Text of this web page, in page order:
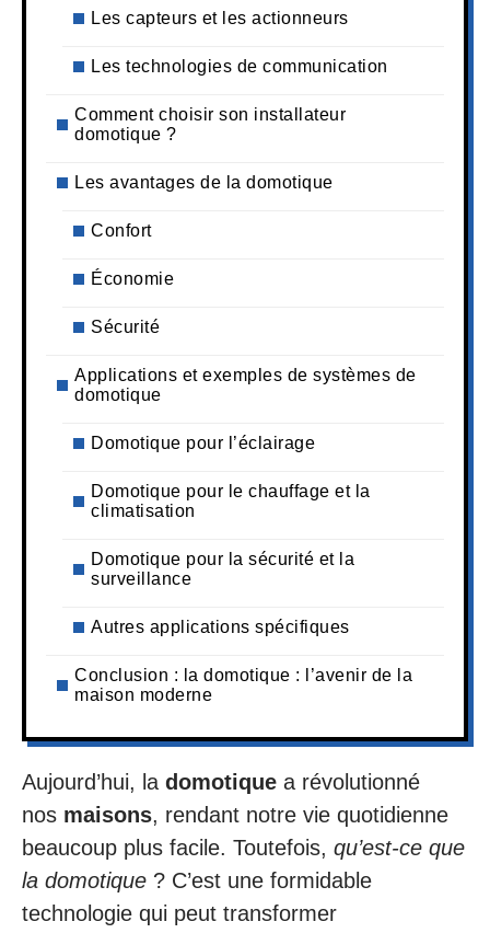
Les capteurs et les actionneurs
Les technologies de communication
Comment choisir son installateur
domotique ?
Les avantages de la domotique
Confort
Économie
Sécurité
Applications et exemples de systèmes de
domotique
Domotique pour l’éclairage
Domotique pour le chauffage et la
climatisation
Domotique pour la sécurité et la
surveillance
Autres applications spécifiques
Conclusion : la domotique : l’avenir de la
maison moderne
Aujourd’hui, la domotique a révolutionné
nos maisons, rendant notre vie quotidienne
beaucoup plus facile. Toutefois, qu’est-ce que
la domotique ? C’est une formidable
technologie qui peut transformer